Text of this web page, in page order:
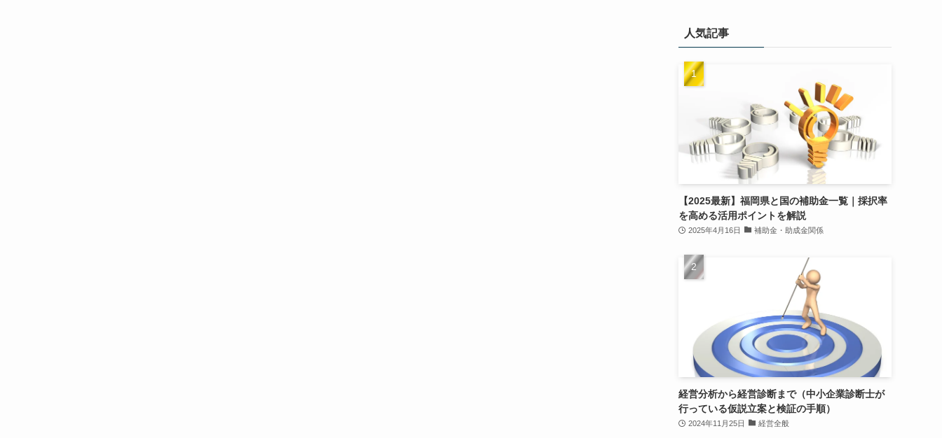
人気記事
【2025最新】福岡県と国の補助金一覧｜採択率
を高める活用ポイントを解説
2025年4月16日 補助金・助成金関係
経営分析から経営診断まで（中小企業診断士が
行っている仮説立案と検証の手順）
2024年11月25日 経営全般